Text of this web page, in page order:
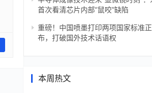
首次看清芯片内部“鼠咬”缺陷
重磅！中国喷墨打印两项国家标准
布，打破国外技术话语权
本周热文